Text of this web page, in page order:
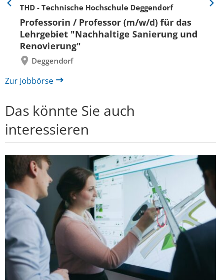
THD - Technische Hochschule Deggendorf
Professorin / Professor (m/w/d) für das
Lehrgebiet "Nachhaltige Sanierung und
Renovierung"
Deggendorf
Eine
zurück
Eine
Zur Jobbörse
Das könnte Sie auch
interessieren